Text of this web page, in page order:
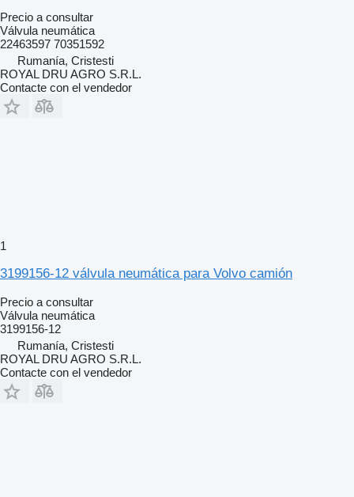
Precio a consultar
Válvula neumática
22463597 70351592
Rumanía, Cristesti
ROYAL DRU AGRO S.R.L.
Contacte con el vendedor
1
3199156-12 válvula neumática para Volvo camión
Precio a consultar
Válvula neumática
3199156-12
Rumanía, Cristesti
ROYAL DRU AGRO S.R.L.
Contacte con el vendedor